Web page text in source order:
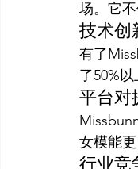
场。它
技术创
有了
了50%
平台对
女模能
行业竞